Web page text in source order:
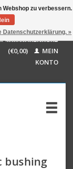
GBP
USD
AUD
Deutsch
English
IHR WARENKORB
(€0,00)
MEIN
KONTO
bushing
Webshop zu verbessern.
Datenschutzerklärung. »